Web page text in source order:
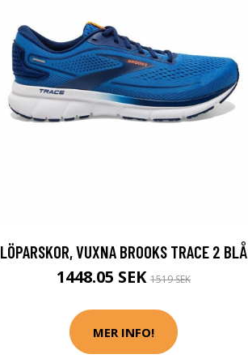
LÖPARSKOR, VUXNA BROOKS TRACE 2 BLÅ
1448.05 SEK 1519 SEK
MER INFO!